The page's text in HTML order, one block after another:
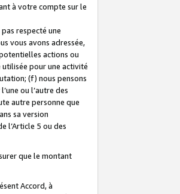
à votre compte sur le
respecté une
vous avons adressée,
actions ou
pour une activité
(f) nous pensons
ou l’autre des
autre personne que
sa version
l’Article 5 ou des
que le montant
Accord, à